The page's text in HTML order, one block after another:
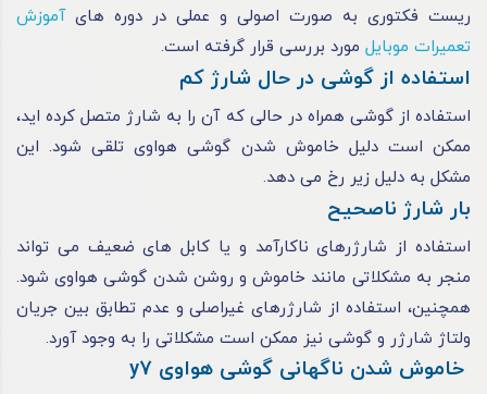
ریست فکتوری به صورت اصولی و عملی در دوره هایآموزش
تعمیرات موبایل مورد بررسی قرار گرفته است.
استفاده از گوشی در حال شارژ کم
استفاده از گوشی همراه در حالی که آن را به شارژ متصل کرده اید،
ممکن است دلیل خاموش شدن گوشی هواوی تلقی شود. این
مشکل به دلیل زیر رخ می دهد.
بار شارژ ناصحیح
استفاده از شارژرهای ناکارآمد و یا کابل‌ های ضعیف می ‌تواند
منجر به مشکلاتی مانند خاموش و روشن شدن گوشی هواوی شود.
همچنین، استفاده از شارژرهای غیراصلی و عدم تطابق بین جریان
ولتاژ شارژر و گوشی نیز ممکن است مشکلاتی را به وجود آورد.
خاموش شدن ناگهانی گوشی هواوی y7